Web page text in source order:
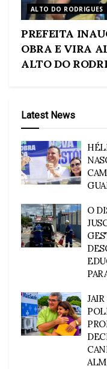
ALTO DO RODRIGUES
PREFEITA
OBRA E VIRA
ALTO DO
Latest News
O